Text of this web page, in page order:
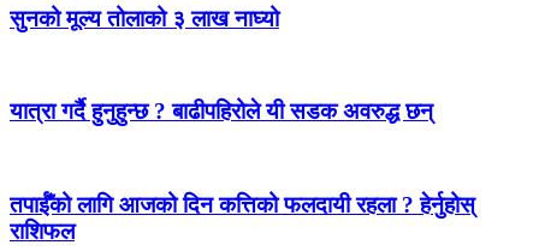
सुनको मूल्य तोलाको ३ लाख नाघ्यो
यात्रा गर्दै हुनुहुन्छ ? बाढीपहिरोले यी सडक अवरुद्ध छन्
तपाईँको लागि आजको दिन कत्तिको फलदायी रहला ? हेर्नुहोस्
राशिफल